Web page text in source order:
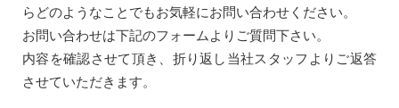
LINE公式アカウントはじめました!
らどのようなことでもお気軽にお問い合わせください。
お問い合わせは下記のフォームよりご質問下さい。
内容を確認させて頂き、折り返し当社スタッフよりご返答
させていただきます。